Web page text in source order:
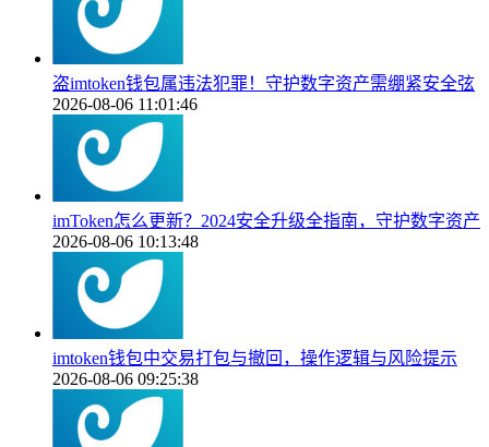
盗imtoken钱包属违法犯罪！守护数字资产需绷紧安全弦
2026-08-06 11:01:46
imToken怎么更新？2024安全升级全指南，守护数字资产
2026-08-06 10:13:48
imtoken钱包中交易打包与撤回，操作逻辑与风险提示
2026-08-06 09:25:38